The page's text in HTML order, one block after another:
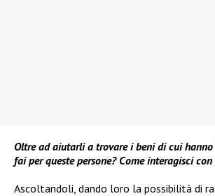
Oltre ad aiutarli a trovare i beni di cui hanno
fai per queste persone? Come interagisci
Ascoltandoli, dando loro la possibilità di